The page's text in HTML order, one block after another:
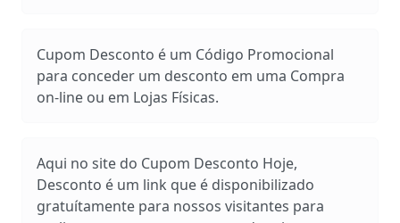
Cupom Desconto é um Código Promocional
para conceder um desconto em uma Compra
on-line ou em Lojas Físicas.
Aqui no site do Cupom Desconto Hoje,
Desconto é um link que é disponibilizado
gratuítamente para nossos visitantes para